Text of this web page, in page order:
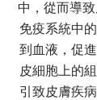
中，從而導
免疫系統中
到血液，促
皮細胞上的
引致皮膚疾